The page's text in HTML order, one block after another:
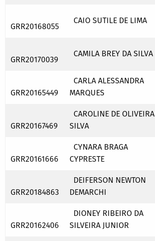
GRR20168055
CAIO SUTILE DE LIMA
GRR20170039
CAMILA BREY DA SILVA
GRR20165449
CARLA ALESSANDRA
MARQUES
GRR20167469
CAROLINE DE OLIVEIRA
SILVA
GRR20161666
CYNARA BRAGA
CYPRESTE
GRR20184863
DEIFERSON NEWTON
DEMARCHI
GRR20162406
DIONEY RIBEIRO DA
SILVEIRA JUNIOR